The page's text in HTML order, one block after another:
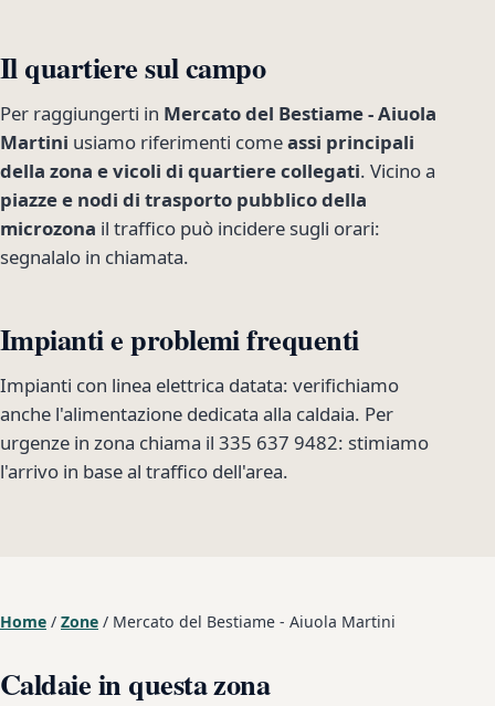
Il quartiere sul campo
Per raggiungerti in Mercato del Bestiame - Aiuola
Martini usiamo riferimenti comeassi principali
della zona e vicoli di quartiere collegati. Vicino a
piazze e nodi di trasporto pubblico della
microzona il traffico può incidere sugli orari:
segnalalo in chiamata.
Impianti e problemi frequenti
Impianti con linea elettrica datata: verifichiamo
anche l'alimentazione dedicata alla caldaia. Per
urgenze in zona chiama il 335 637 9482: stimiamo
l'arrivo in base al traffico dell'area.
Home / Zone / Mercato del Bestiame - Aiuola Martini
Caldaie in questa zona